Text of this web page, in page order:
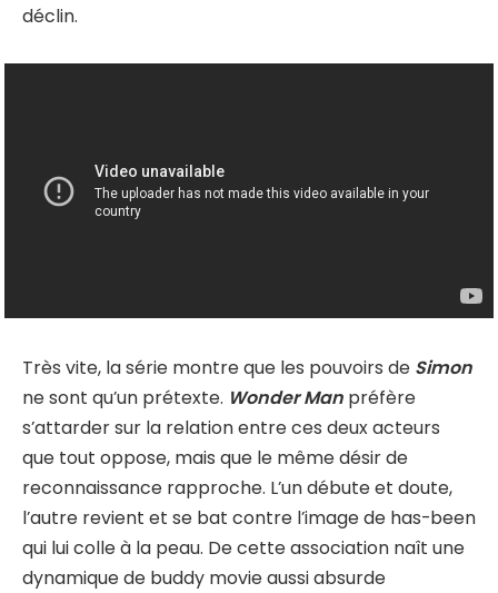
déclin.
Très vite, la série montre que les pouvoirs de Simon
ne sont qu’un prétexte. Wonder Man préfère
s’attarder sur la relation entre ces deux acteurs
que tout oppose, mais que le même désir de
reconnaissance rapproche. L’un débute et doute,
l’autre revient et se bat contre l’image de has-been
qui lui colle à la peau. De cette association naît une
dynamique de buddy movie aussi absurde